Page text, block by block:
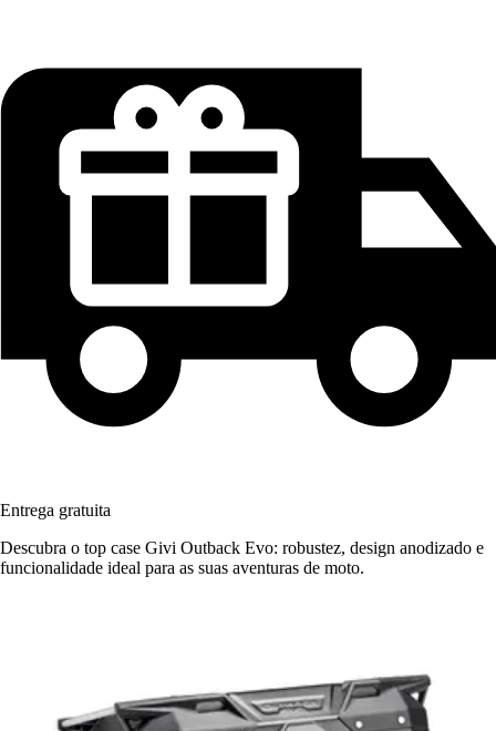
Entrega gratuita
Descubra o top case Givi Outback Evo: robustez, design anodizado e
funcionalidade ideal para as suas aventuras de moto.